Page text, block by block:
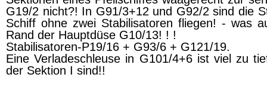
G19/2 nicht?! In G91/3+12 und G92/2 sind die
Schiff ohne zwei Stabilisatoren fliegen! - was
Rand der Hauptdüse G10/13! ! !
Stabilisatoren-P19/16 + G93/6 + G121/19.
Eine Verladeschleuse in G101/4+6 ist viel zu
der Sektion I sind!!